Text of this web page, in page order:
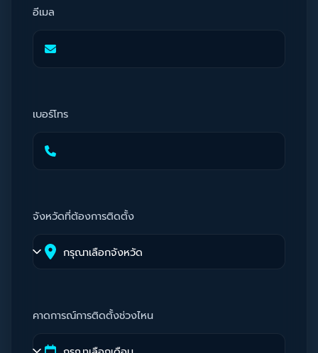
อีเมล
เบอร์โทร
จังหวัดที่ต้องการติดตั้ง
คาดการณ์การติดตั้งช่วงไหน